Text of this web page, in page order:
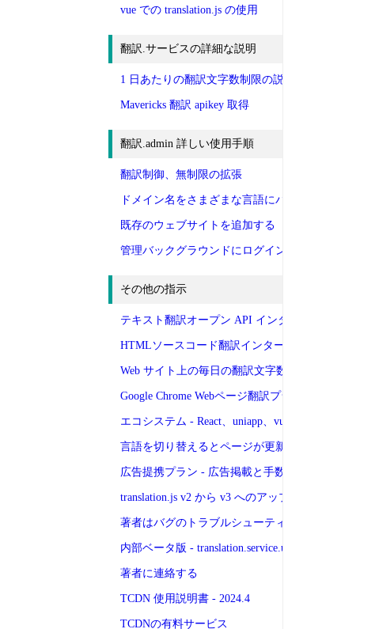
vue での translation.js の使用
翻訳.サービスの詳細な説明
1 日あたりの翻訳文字数制限の説明
Mavericks 翻訳 apikey 取得
翻訳.admin 詳しい使用手順
翻訳制御、無制限の拡張
ドメイン名をさまざまな言語にバインドする
既存のウェブサイトを追加する
管理バックグラウンドにログインします
その他の指示
テキスト翻訳オープン API インターフェイス ドキ
HTMLソースコード翻訳インターフェースドキュメ
Web サイト上の毎日の翻訳文字数を表示する
Google Chrome Webページ翻訳プラグイン
エコシステム - React、uniapp、vue などのさまざ
言語を切り替えるとページが更新される理由の説明
広告提携プラン - 広告掲載と手数料負担
translation.js v2 から v3 へのアップグレードに関す
著者はバグのトラブルシューティングと修正に参加
内部ベータ版 - translation.service.use の使用
著者に連絡する
TCDN 使用説明書 - 2024.4
TCDNの有料サービス